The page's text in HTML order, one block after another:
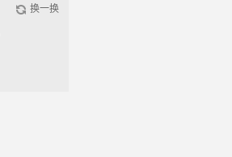
换一换